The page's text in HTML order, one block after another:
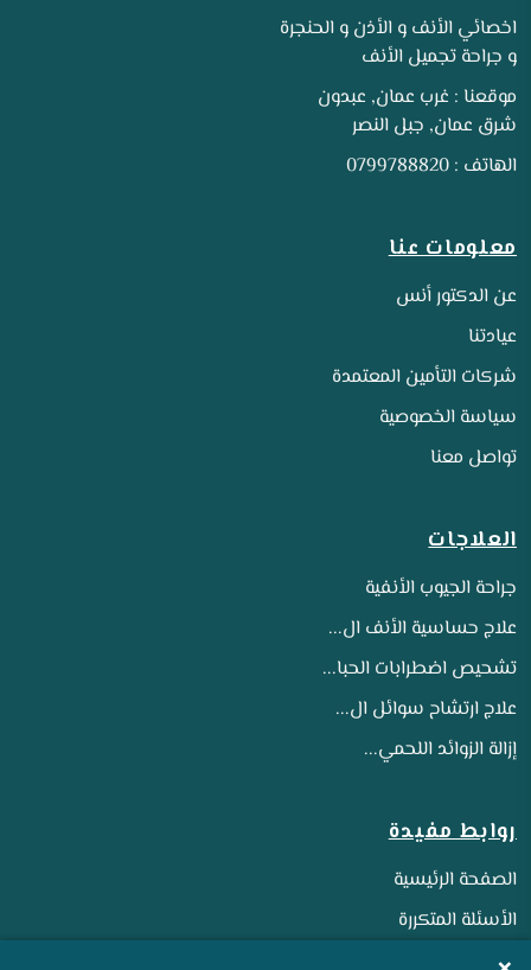
اخصائي الأنف و الأذن و الحنجرة
و جراحة تجميل الأنف
موقعنا : غرب عمان, عبدون
شرق عمان, جبل النصر
الهاتف : 0799788820
معلومات عنا
عن الدكتور أنس
عيادتنا
شركات التأمين المعتمدة
سياسة الخصوصية
تواصل معنا
العلاجات
جراحة الجيوب الأنفية
علاج حساسية الأنف ال...
تشحيص اضطرابات الحبا...
علاج ارتشاح سوائل ال...
إزالة الزوائد اللحمي...
روابط مفيدة
الصفحة الرئيسية
الأسئلة المتكررة
المدونات والمقالات